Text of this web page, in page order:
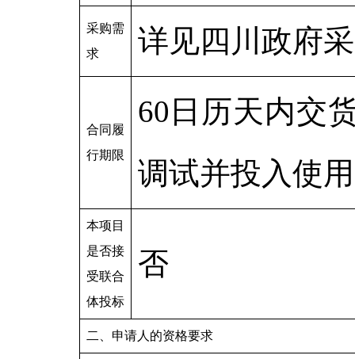
采购需
求
详见四川政府
合同履
行期限
60日历天内交
调试并投入使
本项目
是否接
受联合
体投标
否
二、申请人的资格要求